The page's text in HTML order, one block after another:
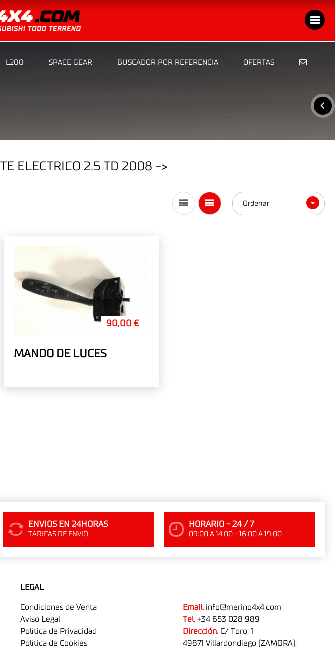
L200 SPACE GEAR BUSCADOR POR REFERENCIA OFERTAS
ELECTRICO 2.5 TD 2008 ->
Ordenar
90,00 €
MANDO DE LUCES
ENVIOS EN 24HORAS
TARIFAS DE ENVIO
HORARIO - 24 / 7
09:00 A 14:00 - 16:00 A 19:00
LEGAL
Condiciones de Venta
Aviso Legal
Política de Privacidad
Política de Cookies
Email. info@merino4x4.com
Tel. +34 653 028 989
Dirección. C/ Toro, 1
49871 Villardondiego (ZAMORA).